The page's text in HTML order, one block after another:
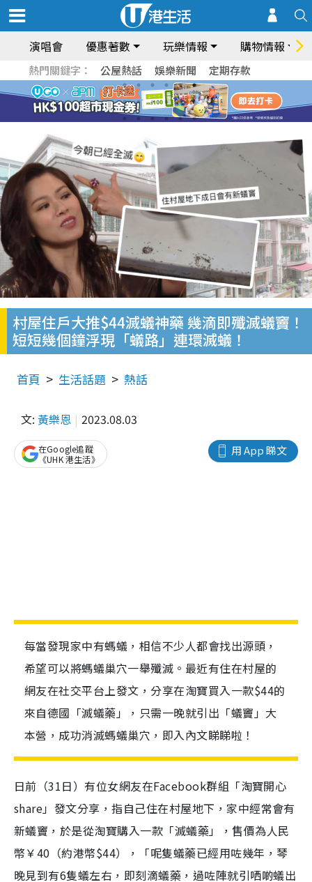
演唱會 優惠著數 玩樂情報 購物情報
熱門關鍵字： 公屋熱話 娛樂新聞 定期存款
村屋住戶大推$44滅蟻神藥 幾滴即殲滅蟻竇！
短短幾個鐘浮現「蟻路」連環滅蟻！
首頁 生活話題 熱話
文: 黃樂恩 2023.08.03
用 App 睇文
在Google追蹤
《UHK 港生活》
每當發現家中有螞蟻，相信不少人都會找出源頭，
希望可以將螞蟻巢穴一舉殲滅。最近有住在村屋的
網友在社交平台上發文，分享在淘寶買入一款$44的
來自德國「滅蟻藥」，只需一晚就引出「蟻竇」大
本營，成功消滅螞蟻巢穴，即入內文睇睇啦！
日前（31日）有位女網友在Facebook群組「淘寶開心
share」發文分享，指自己住在村屋地下，家中經常會有
新蟻竇，於是從淘寶購入一款「滅蟻藥」，售價為人民
幣￥40（約港幣$44），「呢隻蟻藥已經用咗幾年，琴
晚見到有6隻蟻左右，即刻滴蟻藥，過咗陣就引哂啲蟻出